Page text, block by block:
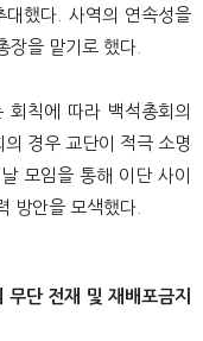
대했다. 사역의 연속성을
장을 맡기로 했다.
회칙에 따라 백석총회의
경우 교단이 적극 소명
모임을 통해 이단 사이
방안을 모색했다.
단 전재 및 재배포금지